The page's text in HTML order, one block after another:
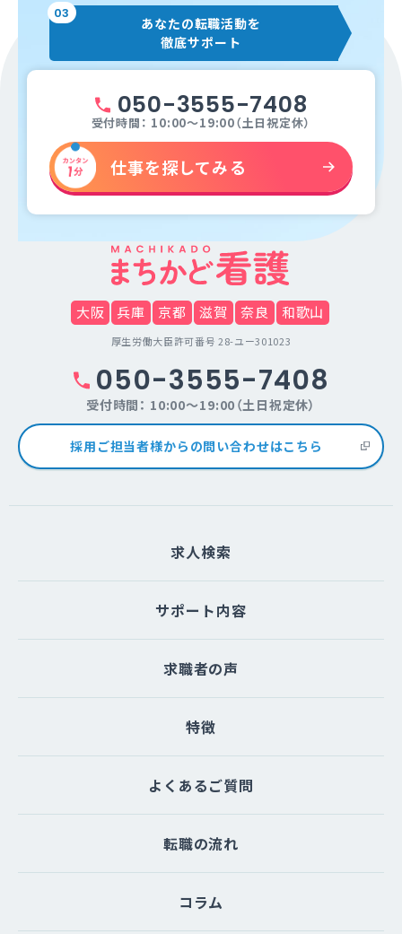
03
あなたの転職活動を
徹底サポート
050-3555-7408
受付時間： 10:00～19:00（土日祝定休）
仕事を探してみる
大阪 兵庫 京都 滋賀 奈良 和歌山
厚生労働大臣許可番号 28-ユー301023
050-3555-7408
受付時間： 10:00～19:00（土日祝定休）
採用ご担当者様からの問い合わせはこちら
求人検索
サポート内容
求職者の声
特徴
よくあるご質問
転職の流れ
コラム